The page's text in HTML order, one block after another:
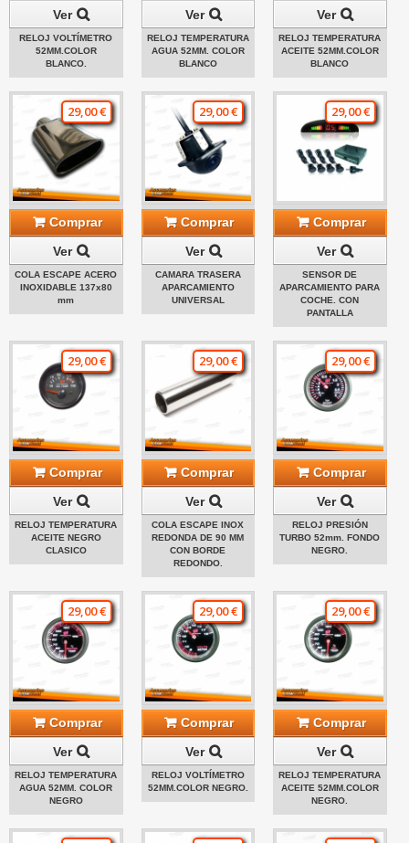
Ver
RELOJ VOLTÍMETRO
52MM.COLOR
BLANCO.
Ver
RELOJ TEMPERATURA
AGUA 52MM. COLOR
BLANCO
Ver
RELOJ TEMPERATURA
ACEITE 52MM.COLOR
BLANCO
29,00 €
Comprar
Ver
COLA ESCAPE ACERO
INOXIDABLE 137x80
mm
29,00 €
Comprar
Ver
CAMARA TRASERA
APARCAMIENTO
UNIVERSAL
29,00 €
Comprar
Ver
SENSOR DE
APARCAMIENTO PARA
COCHE. CON
PANTALLA
29,00 €
Comprar
Ver
RELOJ TEMPERATURA
ACEITE NEGRO
CLASICO
29,00 €
Comprar
Ver
COLA ESCAPE INOX
REDONDA DE 90 MM
CON BORDE
REDONDO.
29,00 €
Comprar
Ver
RELOJ PRESIÓN
TURBO 52mm. FONDO
NEGRO.
29,00 €
Comprar
Ver
RELOJ TEMPERATURA
AGUA 52MM. COLOR
NEGRO
29,00 €
Comprar
Ver
RELOJ VOLTÍMETRO
52MM.COLOR NEGRO.
29,00 €
Comprar
Ver
RELOJ TEMPERATURA
ACEITE 52MM.COLOR
NEGRO.